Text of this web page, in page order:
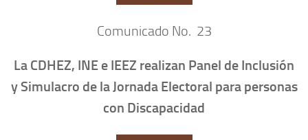
Comunicado No. 23
La CDHEZ, INE e IEEZ realizan Panel de Inclusión
y Simulacro de la Jornada Electoral para personas
con Discapacidad